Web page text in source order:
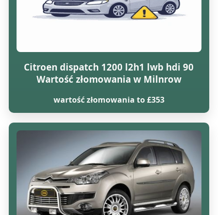
Citroen dispatch 1200 l2h1 lwb hdi 90
Wartość złomowania w Milnrow
wartość złomowania to £353